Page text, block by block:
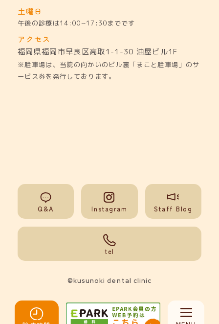
土曜日
午後の診療は14:00~17:30までです
アクセス
福岡県福岡市早良区高取1-1-30 油屋ビル1F
※駐車場は、当院の向かいのビル裏「まこと駐車場」のサ
ービス券を発行しております。
Q&A Instagram Staff Blog
tel
©kusunoki dental clinic